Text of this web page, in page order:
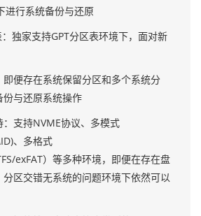
行系统备份与还原
家支持GPT分区表环境下，面对新
便存在系统保留分区和多个系统分
与还原系统操作
支持NVME协议、多模式
、多格式
exFAT）等多种环境，即便在存在盘
区交错无系统的问题环境下依然可以